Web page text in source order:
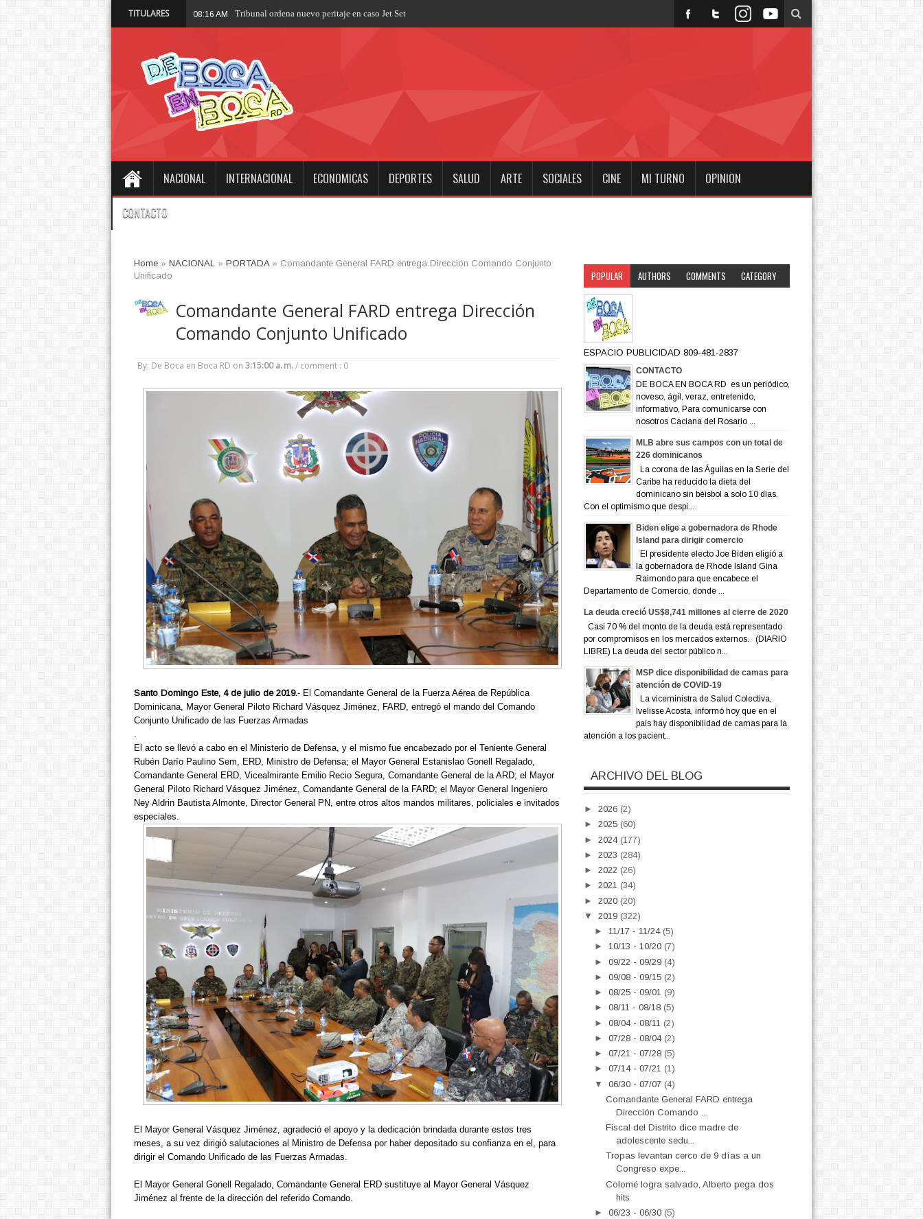
TITULARES 08:07 AM Tr
NACIONAL INTERNACIONAL ECONOMICAS DEPORTES SALUD ARTE SOCIALES CINE MI TURNO OPINION
CONTACTO
Home» NACIONAL» PORTADA» Comandante General FARD entrega Dirección Comando Conjunto
Unificado
Comandante General FARD entrega Dirección
Comando Conjunto Unificado
By: De Boca en Boca RD on 3:15:00 a. m. / comment : 0
Santo Domingo Este, 4 de julio de 2019.- El Comandante General de la Fuerza Aérea de República
Dominicana, Mayor General Piloto Richard Vásquez Jiménez, FARD, entregó el mando del Comando
Conjunto Unificado de las Fuerzas Armadas
.
El acto se llevó a cabo en el Ministerio de Defensa, y el mismo fue encabezado por el Teniente General
Rubén Darío Paulino Sem, ERD, Ministro de Defensa; el Mayor General Estanislao Gonell Regalado,
Comandante General ERD, Vicealmirante Emilio Recio Segura, Comandante General de la ARD; el Mayor
General Piloto Richard Vásquez Jiménez, Comandante General de la FARD; el Mayor General Ingeniero
Ney Aldrin Bautista Almonte, Director General PN, entre otros altos mandos militares, policiales e invitados
especiales.
El Mayor General Vásquez Jiménez, agradeció el apoyo y la dedicación brindada durante estos tres
meses, a su vez dirigió salutaciones al Ministro de Defensa por haber depositado su confianza en el, para
dirigir el Comando Unificado de las Fuerzas Armadas.
El Mayor General Gonell Regalado, Comandante General ERD sustituye al Mayor General Vásquez
Jiménez al frente de la dirección del referido Comando.
POPULAR AUTHORS COMMENTS CATEGORY
ESPACIO PUBLICIDAD 809-481-2837
CONTACTO
DE BOCA EN BOCA RD es un periódico,
noveso, ágil, veraz, entretenido,
informativo, Para comunicarse con
nosotros Caciana del Rosario ...
MLB abre sus campos con un total de
226 dominicanos
La corona de las Águilas en la Serie del
Caribe ha reducido la dieta del
dominicano sin béisbol a solo 10 días.
Con el optimismo que despi...
Biden elige a gobernadora de Rhode
Island para dirigir comercio
El presidente electo Joe Biden eligió a
la gobernadora de Rhode Island Gina
Raimondo para que encabece el
Departamento de Comercio, donde ...
La deuda creció US$8,741 millones al cierre de 2020
Casi 70 % del monto de la deuda está representado
por compromisos en los mercados externos. (DIARIO
LIBRE) La deuda del sector público n...
MSP dice disponibilidad de camas para
atención de COVID-19
La viceministra de Salud Colectiva,
Ivelisse Acosta, informó hoy que en el
país hay disponibilidad de camas para la
atención a los pacient...
ARCHIVO DEL BLOG
► 2026 (2)
► 2025 (60)
► 2024 (177)
► 2023 (284)
► 2022 (26)
► 2021 (34)
► 2020 (20)
▼ 2019 (322)
►11/17 - 11/24 (5)
►10/13 - 10/20 (7)
►09/22 - 09/29 (4)
►09/08 - 09/15 (2)
►08/25 - 09/01 (9)
►08/11 - 08/18 (5)
►08/04 - 08/11 (2)
►07/28 - 08/04 (2)
►07/21 - 07/28 (5)
►07/14 - 07/21 (1)
▼06/30 - 07/07 (4)
Comandante General FARD entrega
Dirección Comando ...
Fiscal del Distrito dice madre de
adolescente sedu...
Tropas levantan cerco de 9 días a un
Congreso expe...
Colomé logra salvado, Alberto pega dos
hits
►06/23 - 06/30 (5)